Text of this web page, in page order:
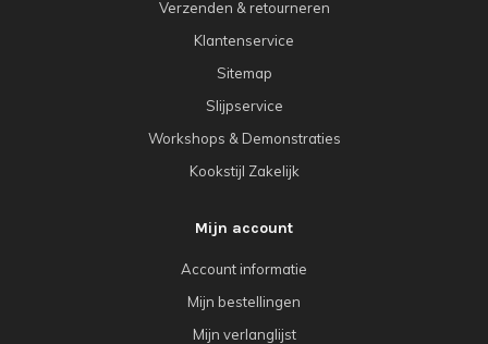
Verzenden & retourneren
Klantenservice
Sitemap
Slijpservice
Workshops & Demonstraties
Kookstijl Zakelijk
Mijn account
Account informatie
Mijn bestellingen
Mijn verlanglijst